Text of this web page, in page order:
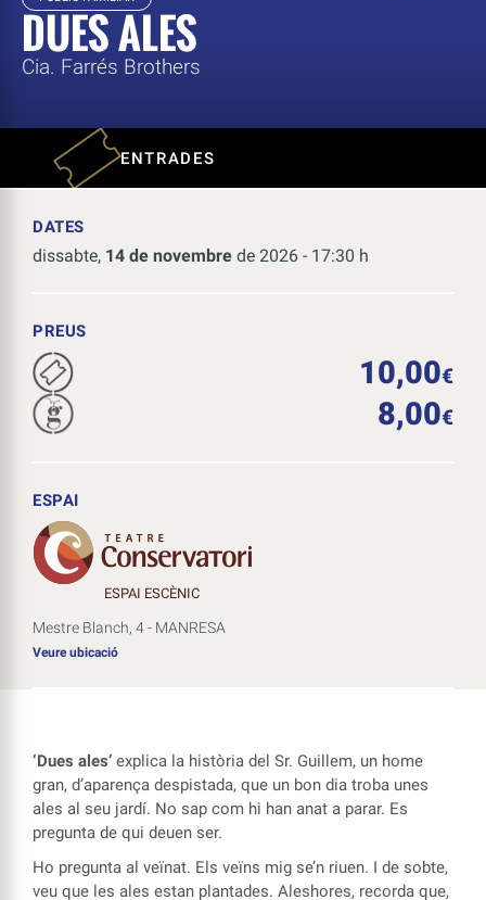
DUES ALES
Cia. Farrés Brothers
ENTRADES
DATES
dissabte, 14 de novembre de 2026 - 17:30 h
PREUS
10,00€
8,00€
ESPAI
ESPAI ESCÈNIC
Mestre Blanch, 4 - MANRESA
Veure ubicació
‘Dues ales’ explica la història del Sr. Guillem, un home
gran, d’aparença despistada, que un bon dia troba unes
ales al seu jardí. No sap com hi han anat a parar. Es
pregunta de qui deuen ser.
Ho pregunta al veïnat. Els veïns mig se’n riuen. I de sobte,
veu que les ales estan plantades. Aleshores, recorda que,